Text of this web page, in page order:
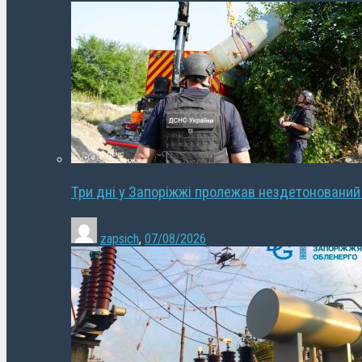
Три дні у Запоріжжі пролежав
zapsich, 07/08/2026